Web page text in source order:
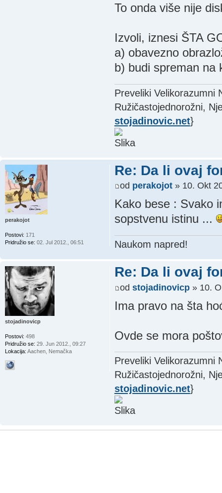
To onda više nije
Izvoli, iznesi ŠTA
a) obavezno
b) budi spreman na
Preveliki Velikorazumni
Ružičastojednorožni,
stojadinovic.net}
Re: Da li ovaj
od perakojot» 10. Okt
Kako bese : Svako
sopstvenu istinu ...
Naukom napred!
perakojot
Postovi: 171
Pridružio se: 02. Jul 2012., 06:51
Re: Da li ovaj
od stojadinovicp» 10.
Ima pravo na šta
Ovde se mora
Preveliki Velikorazumni
Ružičastojednorožni,
stojadinovic.net}
stojadinovicp
Postovi: 498
Pridružio se: 29. Jun 2012., 09:27
Lokacija: Aachen, Nemačka